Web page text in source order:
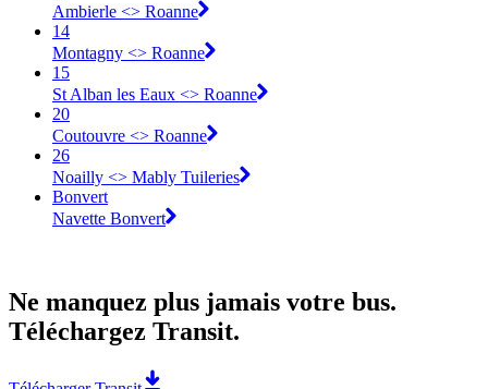
Ambierle <> Roanne
14
Montagny <> Roanne
15
St Alban les Eaux <> Roanne
20
Coutouvre <> Roanne
26
Noailly <> Mably Tuileries
Bonvert
Navette Bonvert
Ne manquez plus jamais votre bus.
Téléchargez Transit.